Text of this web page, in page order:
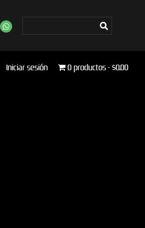
Iniciar sesión 0 productos $0.00